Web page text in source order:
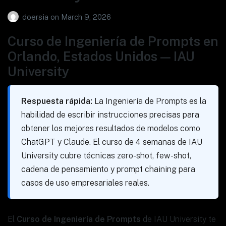
doersia on March 9, 2026
Curso de Ingeniería de Prompts en
Orlando, Estados Unidos — IAU
University
Respuesta rápida: La Ingeniería de Prompts es la
habilidad de escribir instrucciones precisas para
obtener los mejores resultados de modelos como
ChatGPT y Claude. El curso de 4 semanas de IAU
University cubre técnicas zero-shot, few-shot,
cadena de pensamiento y prompt chaining para
casos de uso empresariales reales.
El Curso de Ingeniería de Prompts de IAU University te